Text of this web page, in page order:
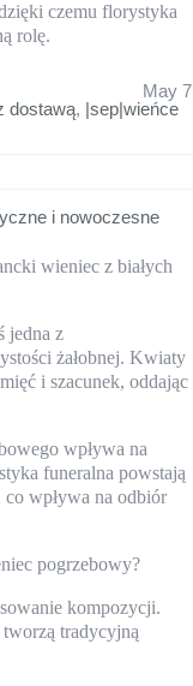
czemu florystyka
rolę.
May 7
dostawą, |sep|wieńce
i nowoczesne
jedna z
żałobnej. Kwiaty
i szacunek, oddając
wpływa na
funeralna powstają
wpływa na odbiór
pogrzebowy?
kompozycji.
tradycyjną